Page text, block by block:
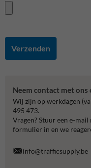
Verzenden
Neem contact met ons
Wij zijn op werkdagen
495 473.
Vragen? Stuur een e-mail
formulier in en we
info@trafficsupply.be